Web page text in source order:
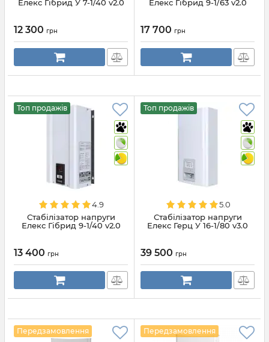
Елекс Гібрид У 7-1/40 v2.0
12 300 грн
Елекс Гібрид 9-1/63 v2.0
17 700 грн
Топ продажів
4.9
Стабілізатор напруги
Елекс Гібрид 9-1/40 v2.0
13 400 грн
Топ продажів
5.0
Стабілізатор напруги
Елекс Герц У 16-1/80 v3.0
39 500 грн
Передзамовлення Передзамовлення